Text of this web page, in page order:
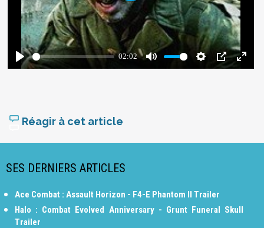
Réagir à cet article
SES DERNIERS ARTICLES
Ace Combat : Assault Horizon - F4-E Phantom II Trailer
Halo : Combat Evolved Anniversary - Grunt Funeral Skull
Trailer